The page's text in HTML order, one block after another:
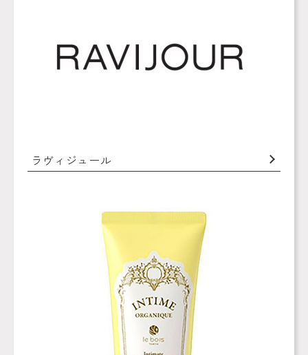
ラヴィジュール